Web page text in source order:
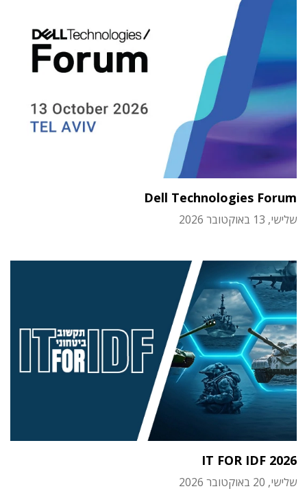
Dell Technologies Forum
שלישי, 13 באוקטובר 2026
IT FOR IDF 2026
שלישי, 20 באוקטובר 2026